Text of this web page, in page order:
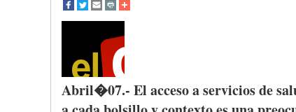
Abril�07.- El accesoaserviciosde